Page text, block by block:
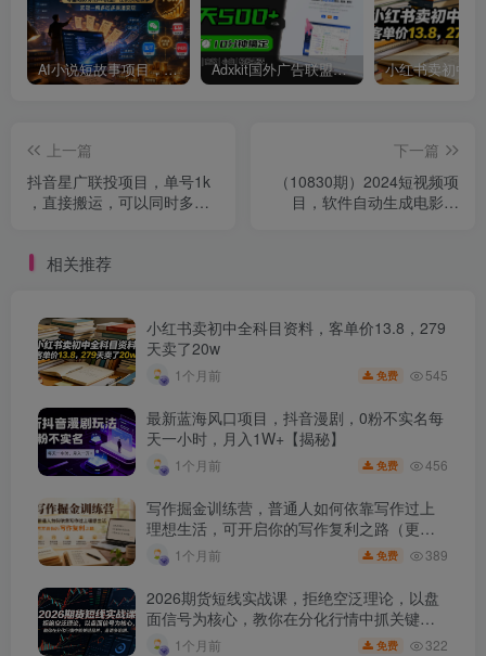
AI小说短故事项目，大佬亲测月入1-3W，零基础教你用AI批量产出优质短故事，实现一稿多吃多渠道变现 Adxkit国外广告联盟系统，一天上500+广告，让你的投放更加高效简单！
上一篇
抖音星广联投项目，单号1k
，直接搬运，可以同时多号
下一篇
（10830期）2024短视频项
目，软件自动生成电影解
相关推荐
小红书卖初中全科目资料，客单价13.8，279
天卖了20w
1个月前 免费 545
最新蓝海风口项目，抖音漫剧，0粉不实名每
天一小时，月入1W+【揭秘】
1个月前 免费 456
写作掘金训练营，普通人如何依靠写作过上
理想生活，可开启你的写作复利之路（更新6
月） 1个月前 免费 389
2026期货短线实战课，拒绝空泛理论，以盘
面信号为核心，教你在分化行情中抓关键品
种、避诱多陷阱
1个月前 免费 322